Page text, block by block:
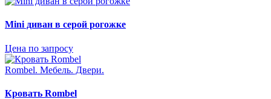
Mini диван в серой рогожке
Цена по запросу
Rombel. Mебель. Двери.
Кровать Rombel